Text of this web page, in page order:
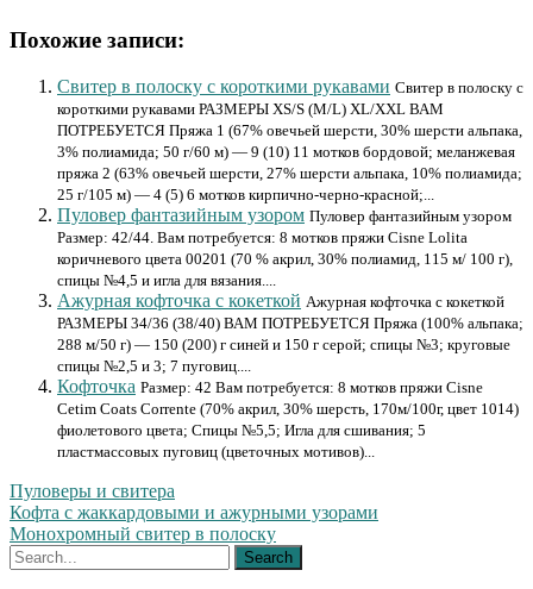
Похожие записи:
Свитер в полоску с короткими рукавами Свитер в полоску с
короткими рукавами РАЗМЕРЫ XS/S (M/L) XL/XXL ВАМ
ПОТРЕБУЕТСЯ Пряжа 1 (67% овечьей шерсти, 30% шерсти альпака,
3% полиамида; 50 г/60 м) — 9 (10) 11 мотков бордовой; меланжевая
пряжа 2 (63% овечьей шерсти, 27% шерсти альпака, 10% полиамида;
25 г/105 м) — 4 (5) 6 мотков кирпично-черно-красной;...
Пуловер фантазийным узором Пуловер фантазийным узором
Размер: 42/44. Вам потребуется: 8 мотков пряжи Cisne Lolita
коричневого цвета 00201 (70 % акрил, 30% полиамид, 115 м/ 100 г),
спицы №4,5 и игла для вязания....
Ажурная кофточка с кокеткой Ажурная кофточка с кокеткой
РАЗМЕРЫ 34/36 (38/40) ВАМ ПОТРЕБУЕТСЯ Пряжа (100% альпака;
288 м/50 г) — 150 (200) г синей и 150 г серой; спицы №3; круговые
спицы №2,5 и 3; 7 пуговиц....
Кофточка Размер: 42 Вам потребуется: 8 мотков пряжи Cisne
Cetim Coats Corrente (70% акрил, 30% шерсть, 170м/100г, цвет 1014)
фиолетового цвета; Спицы №5,5; Игла для сшивания; 5
пластмассовых пуговиц (цветочных мотивов)...
Пуловеры и свитера
Навигация
по
Кофта с жаккардовыми и ажурными узорами
Монохромный свитер в полоску